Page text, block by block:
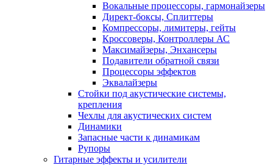
Вокальные процессоры, гармонайзеры
Директ-боксы, Сплиттеры
Компрессоры, лимитеры, гейты
Кроссоверы, Контроллеры АС
Максимайзеры, Энхансеры
Подавители обратной связи
Процессоры эффектов
Эквалайзеры
Стойки под акустические системы,
крепления
Чехлы для акустических систем
Динамики
Запасные части к динамикам
Рупоры
Гитарные эффекты и усилители